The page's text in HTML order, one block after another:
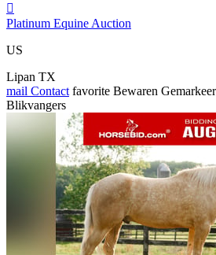

Platinum Equine Auction
US
Lipan TX
mail Contact favorite Bewaren
Blikvangers